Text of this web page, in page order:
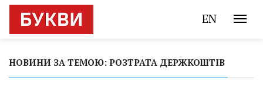
EN
НОВИНИ ЗА ТЕМОЮ: РОЗТРАТА ДЕРЖКОШТІВ